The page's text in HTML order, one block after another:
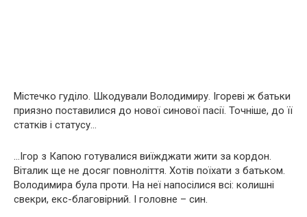
Містечко гуділо. Шкодували Володимиру. Ігореві ж батьки
приязно поставилися до нової синової пасії. Точніше, до її
статків і статусу…
…Ігор з Капою готувалися виїжджати жити за кордон.
Віталик ще не досяг повноліття. Хотів поїхати з батьком.
Володимира була проти. На неї напосілися всі: колишні
свекри, екс-благовірний. І головне – син.